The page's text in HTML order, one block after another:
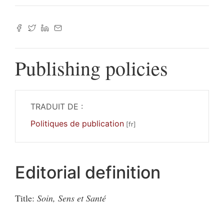
Publishing policies
TRADUIT DE :
Politiques de publication
Editorial definition
Title: Soin, Sens et Santé